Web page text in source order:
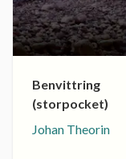
Benvittring
(storpocket)
Johan Theorin